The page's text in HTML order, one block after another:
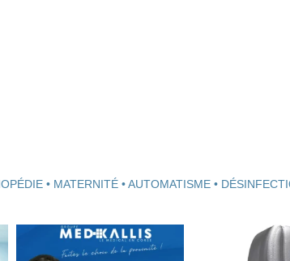
• MATERNITÉ • AUTOMATISME •